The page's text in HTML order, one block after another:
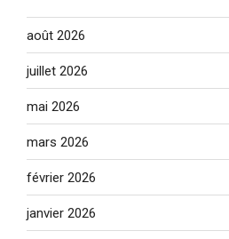
août 2026
juillet 2026
mai 2026
mars 2026
février 2026
janvier 2026